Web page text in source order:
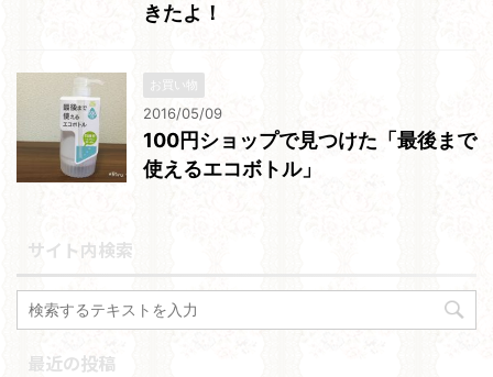
きたよ！
お買い物
2016/05/09
100円ショップで見つけた「最後まで
使えるエコボトル」
サイト内検索
最近の投稿